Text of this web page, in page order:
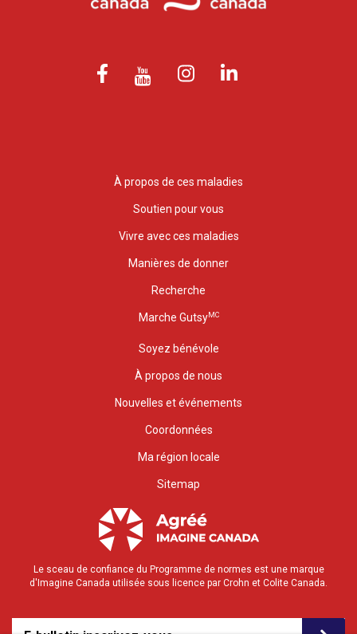
À propos de ces maladies
Soutien pour vous
Vivre avec ces maladies
Manières de donner
Recherche
Marche GutsyMC
Soyez bénévole
À propos de nous
Nouvelles et événements
Coordonnées
Ma région locale
Sitemap
Le sceau de confiance du Programme de normes est une marque
d'Imagine Canada utilisée sous licence par Crohn et Colite Canada.